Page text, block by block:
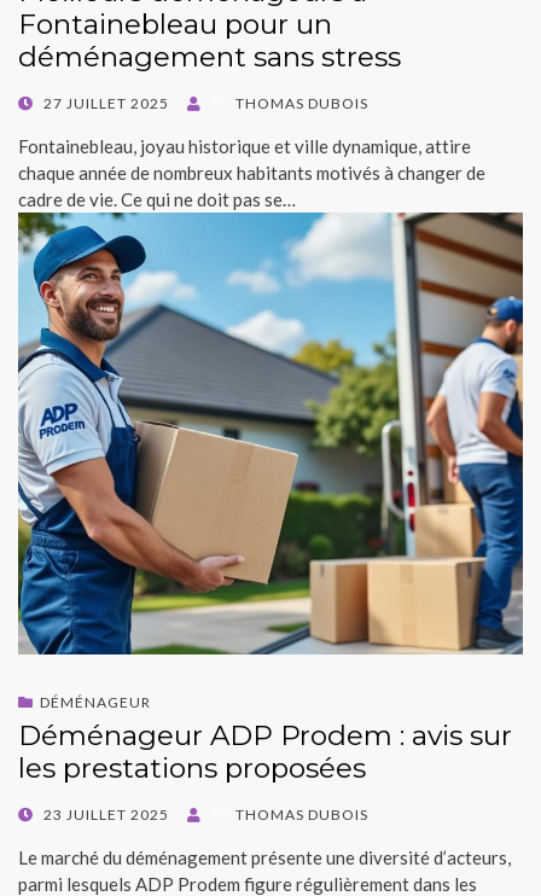
Fontainebleau pour un
déménagement sans stress
POSTED
27 JUILLET 2025 THOMAS DUBOIS
Fontainebleau, joyau historique et ville dynamique, attire
chaque année de nombreux habitants motivés à changer de
cadre de vie. Ce qui ne doit pas se…
DÉMÉNAGEUR
Déménageur ADP Prodem : avis sur
les prestations proposées
POSTED
23 JUILLET 2025 THOMAS DUBOIS
Le marché du déménagement présente une diversité d’acteurs,
parmi lesquels ADP Prodem figure régulièrement dans les